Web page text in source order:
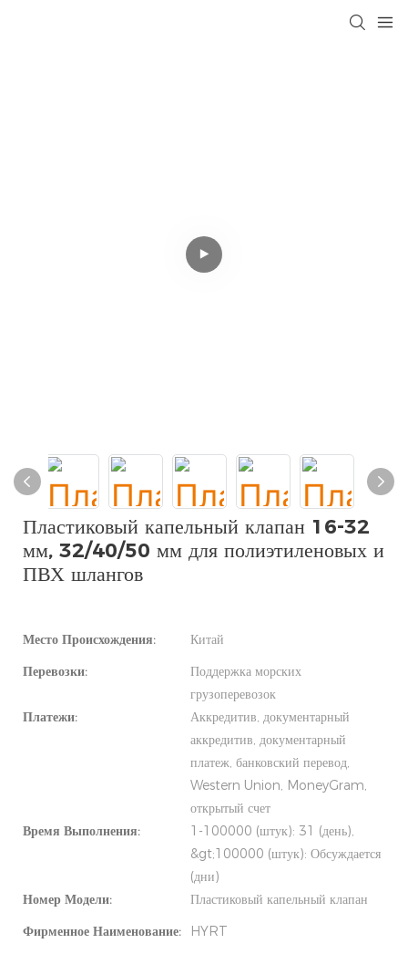
Пластиковый капельный клапан 16-32
мм, 32/40/50 мм для полиэтиленовых и
ПВХ шлангов
Место Происхождения:
Китай
Перевозки:
Поддержка морских
грузоперевозок
Платежи:
Аккредитив, документарный
аккредитив, документарный
платеж, банковский перевод,
Western Union, MoneyGram,
открытый счет
Время Выполнения:
1-100000 (штук): 31 (день),
&gt;100000 (штук): Обсуждается
(дни)
Номер Модели:
Пластиковый капельный клапан
Фирменное Наименование:
HYRT